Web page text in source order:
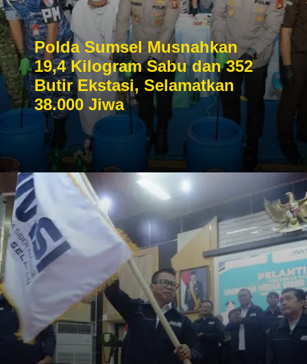
Polda Sumsel Musnahkan
19,4 Kilogram Sabu dan 352
Butir Ekstasi, Selamatkan
38.000 Jiwa